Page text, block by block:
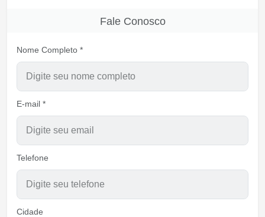
Fale Conosco
Nome Completo *
E-mail *
Telefone
Cidade